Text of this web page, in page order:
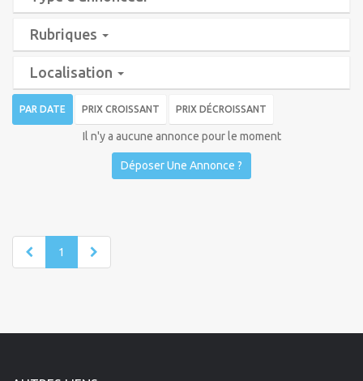
Rubriques
Localisation
PAR DATE PRIX CROISSANT PRIX DÉCROISSANT
Il n'y a aucune annonce pour le moment
Déposer Une Annonce ?
1